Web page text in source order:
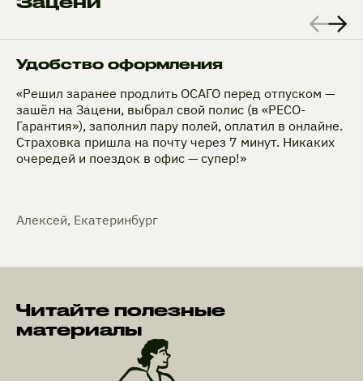
Удобство оформления
«Решил заранее продлить ОСАГО перед отпуском —
зашёл на Зацени, выбрал свой полис (в «РЕСО-
Гарантия»), заполнил пару полей, оплатил в онлайне.
Страховка пришла на почту через 7 минут. Никаких
очередей и поездок в офис — супер!»
Алексей, Екатеринбург
Читайте полезные
материалы